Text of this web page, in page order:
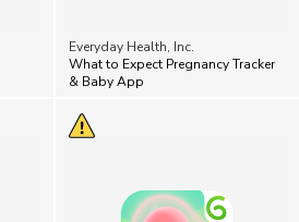
Everyday Health, Inc.
What to Expect Pregnancy Tracker
& Baby App